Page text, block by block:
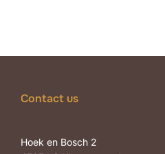
Contact us
Hoek en Bosch 2